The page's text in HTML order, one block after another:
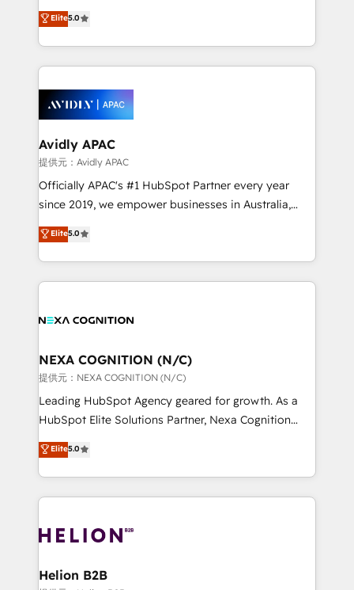
integrate HubSpot with complex solutions like SAP,
MicroSoft, custom solutions,... Our company also has
execution, CPQ, customer portals and HubSpot CMS
upgrading and streamlining every single revenue-
generating aspect of your business. We’re proud
HubSpot Elite Solutions Partners and devout CRM
nerds who can harness HubSpot’s custom digital
experience. Working hand-in-hand with your team,
we’ll assemble a RevOps machine that drives more
traffic, generates better leads and crushes your
revenue goals. We've worked with thousands of
HubSpot customers and we'd love to work with you
too! Clients come to us for: Advanced CRM solutions
HubSpot Data System Migrations between systems
to HubSpot New lead generation strategies Time-
Elite5.0
Avidly APAC
提供元：Avidly APAC
Officially APAC's #1 HubSpot Partner every year
since 2019, we empower businesses in Australia,
New Zealand, and globally to realise their full
potential through enterprise HubSpot CRM
implementation. And we deliver best practice across
the whole HubSpot platform, covering marketing,
all businesses, from start-up to Enterprise, and have
the world. Our human approach to digital
transformation is designed for businesses who want
to grow. And we're passionate about APAC
businesses leading the world in technology, agility
record migrating businesses from CRM & Marketing
Platforms such as Salesforce, Dynamics, Pipedrive,
with attract and retain customers, manage their
business people and processes, and how they
Elite5.0
NEXA COGNITION (N/C)
提供元：NEXA COGNITION (N/C)
Leading HubSpot Agency geared for growth. As a
HubSpot Elite Solutions Partner, Nexa Cognition
ranks in the top 1% of global HubSpot Partners and
has been one of the longest-standing partners since
2012. We empower businesses to harness the full
potential of HubSpot by combining strategic
bespoke HubSpot solutions tailored to drive
Choose Nexa Cognition? 🚀 HubSpot Expertise: Our
Elite5.0
Helion B2B